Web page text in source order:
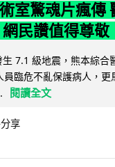
室驚魂片瘋傳
民讚值得尊敬
7.1 級地震，熊本綜合
臨危不亂保護病人，更
閱讀全文
分享